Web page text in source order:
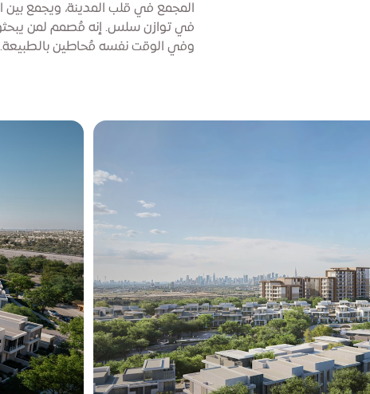
المجمع في قلب المدينة، ويجمع بين
في توازن سلس. إنه مُصمم لمن
وفي الوقت نفسه مُحاطين بالطبيعة.